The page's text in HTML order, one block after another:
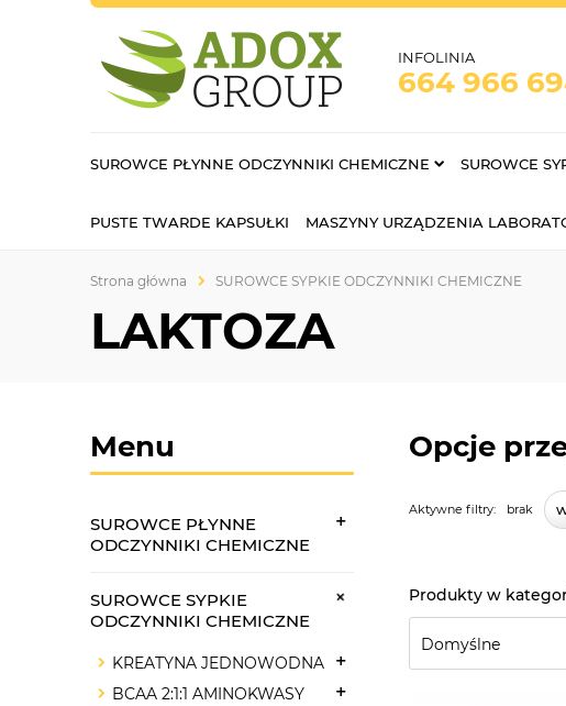
INFOLINIA
664 966
SUROWCE PŁYNNE ODCZYNNIKI CHEMICZNE SUROWCE
PUSTE TWARDE KAPSUŁKI MASZYNY URZĄDZENIA
Strona główna SUROWCE SYPKIE ODCZYNNIKI CHEMICZNE
LAKTOZA
Menu
SUROWCE PŁYNNE
ODCZYNNIKI CHEMICZNE
SUROWCE SYPKIE
ODCZYNNIKI CHEMICZNE
KREATYNA JEDNOWODNA
BCAA 2:1:1 AMINOKWASY
Opcje
Aktywne filtry: brak